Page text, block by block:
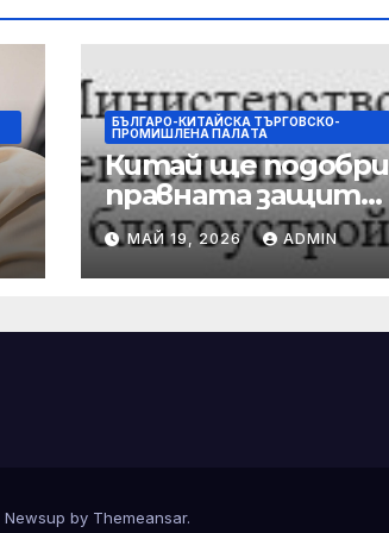
БЪЛГАРО-КИТАЙСКА ТЪРГОВСКО-
ПРОМИШЛЕНА ПАЛAТА
Китай ще подобри
правната защита
на
предприятията,
ще се
върху борбата с
МАЙ 19, 2026 ADMIN
Newsup by Themeansar.